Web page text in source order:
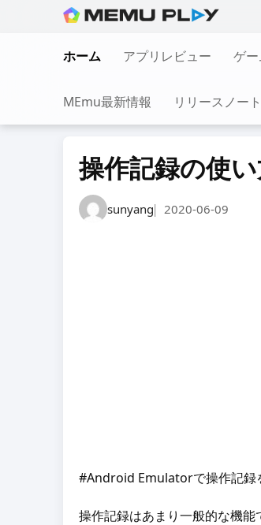
to
content
ホーム アプリレビュー ゲ
MEmu最新情報 リリースノート
操作記録の使
sunyang| 2020-06-09
#Android Emulatorで操作記録
操作記録はあまり一般的な機